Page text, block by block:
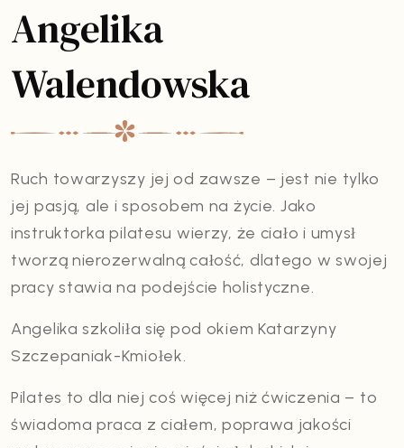
Angelika
Walendowska
Ruch towarzyszy jej od zawsze – jest nie tylko
jej pasją, ale i sposobem na życie. Jako
instruktorka pilatesu wierzy, że ciało i umysł
tworzą nierozerwalną całość, dlatego w swojej
pracy stawia na podejście holistyczne.
Angelika szkoliła się pod okiem Katarzyny
Szczepaniak-Kmiołek.
Pilates to dla niej coś więcej niż ćwiczenia – to
świadoma praca z ciałem, poprawa jakości